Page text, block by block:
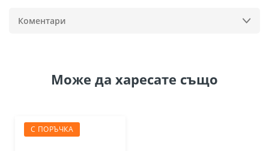
Коментари
Може да харесате също
С ПОРЪЧКА